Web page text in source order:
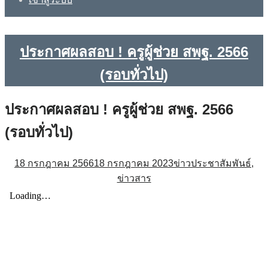
ประกาศผลสอบ ! ครูผู้ช่วย สพฐ. 2566
(รอบทั่วไป)
ประกาศผลสอบ ! ครูผู้ช่วย สพฐ. 2566
(รอบทั่วไป)
18 กรกฎาคม 256618 กรกฎาคม 2023ข่าวประชาสัมพันธ์,
ข่าวสาร